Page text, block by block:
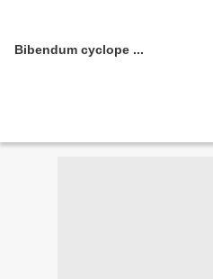
Bibendum cyclope ...